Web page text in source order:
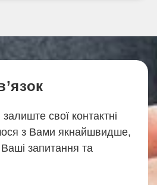
свої контактні
з Вами якнайшвидше,
запитання та